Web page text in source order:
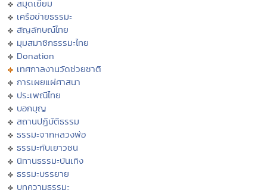
สมุดเยี่ยม
เครือข่ายธรรมะ
สัญลักษณ์ไทย
มุมสมาชิกธรรมะไทย
Donation
เทศกาลงานวัดช่วยชาติ
การเผยแผ่ศาสนา
ประเพณีไทย
บอกบุญ
สถานปฏิบัติธรรม
ธรรมะจากหลวงพ่อ
ธรรมะกับเยาวชน
นิทานธรรมะบันเทิง
ธรรมะบรรยาย
บทความธรรมะ